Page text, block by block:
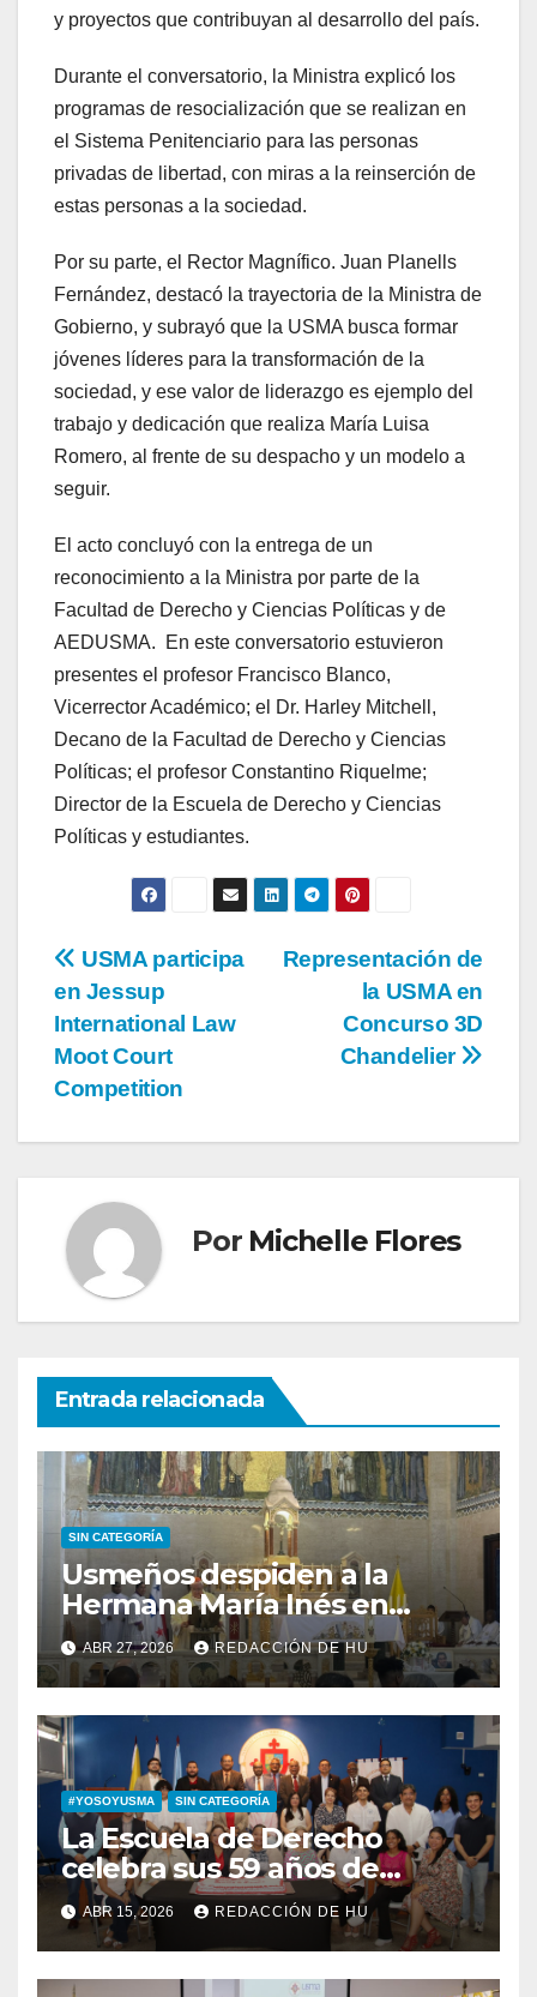
y proyectos que contribuyan al desarrollo del país.
Durante el conversatorio, la Ministra explicó los
programas de resocialización que se realizan en
el Sistema Penitenciario para las personas
privadas de libertad, con miras a la reinserción de
estas personas a la sociedad.
Por su parte, el Rector Magnífico. Juan Planells
Fernández, destacó la trayectoria de la Ministra de
Gobierno, y subrayó que la USMA busca formar
jóvenes líderes para la transformación de la
sociedad, y ese valor de liderazgo es ejemplo del
trabajo y dedicación que realiza María Luisa
Romero, al frente de su despacho y un modelo a
seguir.
El acto concluyó con la entrega de un
reconocimiento a la Ministra por parte de la
Facultad de Derecho y Ciencias Políticas y de
AEDUSMA. En este conversatorio estuvieron
presentes el profesor Francisco Blanco,
Vicerrector Académico; el Dr. Harley Mitchell,
Decano de la Facultad de Derecho y Ciencias
Políticas; el profesor Constantino Riquelme;
Director de la Escuela de Derecho y Ciencias
Políticas y estudiantes.
Representación de
la USMA en
Concurso 3D
Chandelier
USMA participa
en Jessup
International Law
Moot Court
Competition
Por Michelle Flores
Entrada relacionada
SIN CATEGORÍA
Usmeños despiden a la
Hermana María Inés en
Iglesia San Francisco de Asís
ABR 27, 2026 REDACCIÓN DE HU
#YOSOYUSMA SIN CATEGORÍA
La Escuela de Derecho
celebra sus 59 años de
aniversario
ABR 15, 2026 REDACCIÓN DE HU